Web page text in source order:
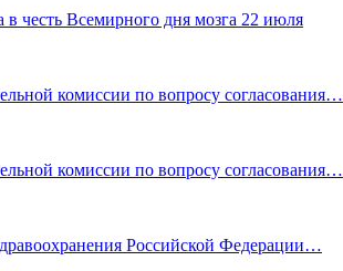
в честь Всемирного дня мозга 22 июля
комиссии по вопросу согласования…
комиссии по вопросу согласования…
Российской Федерации…